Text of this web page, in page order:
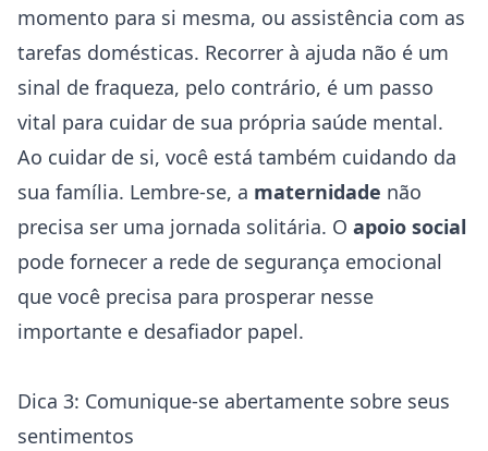
momento para si mesma, ou assistência com as
tarefas domésticas. Recorrer à ajuda não é um
sinal de fraqueza, pelo contrário, é um passo
vital para cuidar de sua própria saúde mental.
Ao cuidar de si, você está também cuidando da
sua família. Lembre-se, a maternidade não
precisa ser uma jornada solitária. O apoio social
pode fornecer a rede de segurança emocional
que você precisa para prosperar nesse
importante e desafiador papel.
Dica 3: Comunique-se abertamente sobre seus
sentimentos